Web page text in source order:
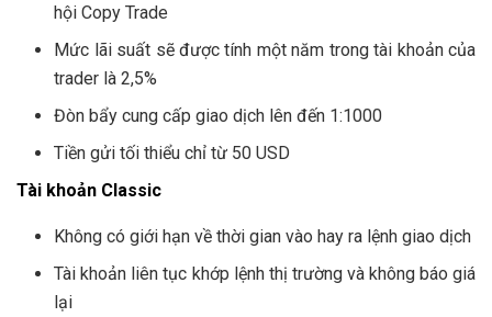
hội Copy Trade
Mức lãi suất sẽ được tính một năm trong tài khoản của
trader là 2,5%
Đòn bẩy cung cấp giao dịch lên đến 1:1000
Tiền gửi tối thiểu chỉ từ 50 USD
Tài khoản Classic
Không có giới hạn về thời gian vào hay ra lệnh giao dịch
Tài khoản liên tục khớp lệnh thị trường và không báo giá
lại